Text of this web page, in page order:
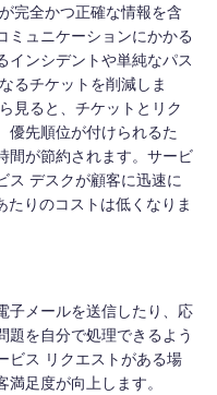
完全かつ正確な情報を含
ミュニケーションにかかる
インシデントや単純なパス
るチケットを削減しま
見ると、チケットとリク
優先順位が付けられるた
間が節約されます。サービ
ス デスクが顧客に迅速に
たりのコストは低くなりま
子メールを送信したり、応
題を自分で処理できるよう
ビス リクエストがある場
足度が向上します。